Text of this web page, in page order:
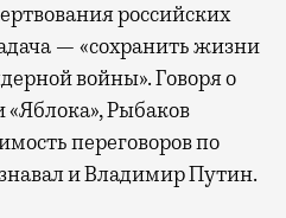
российских
— «сохранить жизни
войны». Говоря о
Рыбаков
переговоров по
и Владимир Путин.